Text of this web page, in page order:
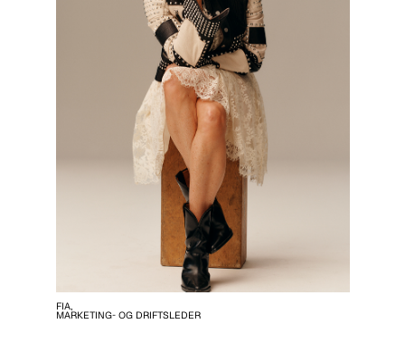
FIA,
MARKETING- OG DRIFTSLEDER